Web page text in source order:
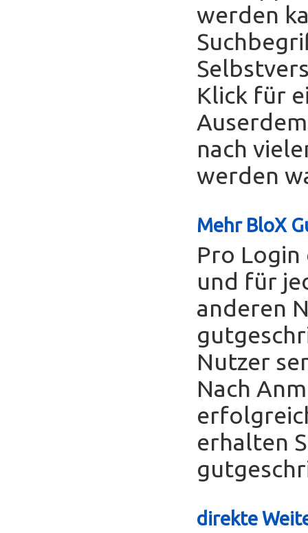
werden
Klick für
nach
werden
Mehr BloX
Pro Login
und für
anderen
Nutzer
Nach
erhalten
direkte